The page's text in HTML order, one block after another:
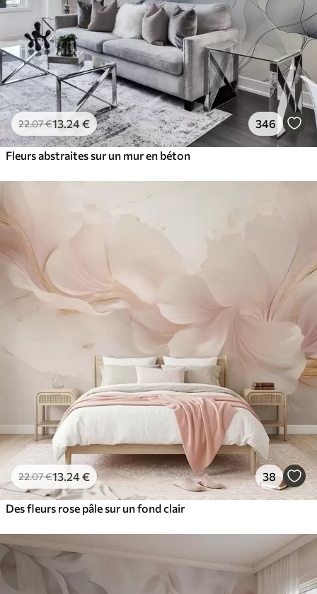
22.07€13.24€ 346
Fleurs abstraites sur un mur en béton
22.07€13 .24€ 38
Des fleurs rose pâle sur un fond clair